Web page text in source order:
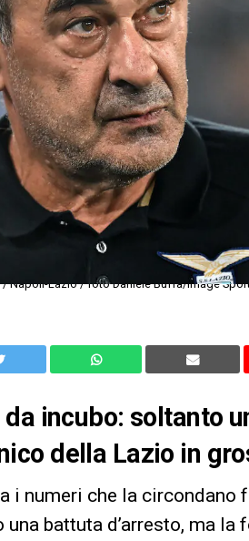
Napoli-Lazio / foto Daniele Buffa/Image
incubo: soltanto
della Lazio in
i numeri che la circondano
battuta d’arresto, ma